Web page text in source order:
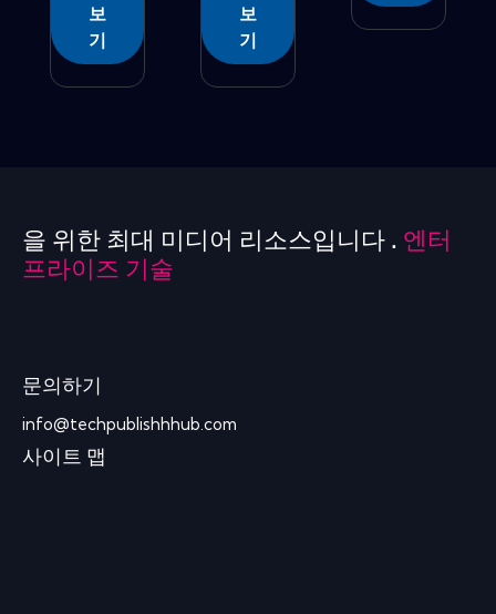
보
기
보
기
을 위한 최대 미디어 리소스입니다 . 엔터
프라이즈 기술
문의하기
info@techpublishhhub.com
사이트 맵